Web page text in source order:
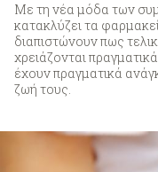
Με τη νέα μόδα των
κατακλύζει τα
διαπιστώνουν πως
χρειάζονται
έχουν πραγματικά
ζωή τους.